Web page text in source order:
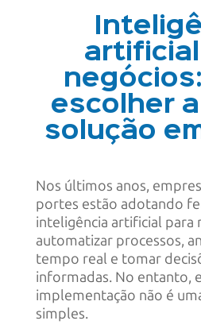
escolher
solução
Nos últimos anos,
portes estão adotando
inteligência artificial para
automatizar processos,
tempo real e tomar
informadas. No entanto,
implementação não é
simples.